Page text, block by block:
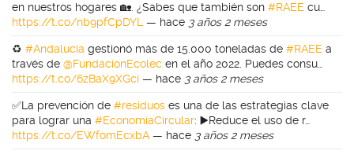
en nuestros hogares 🏡. ¿Sabes que también son #RAEE cu…
https://t.co/nb9pfCpDYL
— hace 3 años 2 meses
♻️ #Andalucía gestionó más de 15.000 toneladas de #RAEE a
través de @FundacionEcolec en el año 2022. Puedes consu…
https://t.co/6zBaX9XGci — hace 3 años 2 meses
✅La prevención de #residuos es una de las estrategias clave
para lograr una #EconomíaCircular: ▶️Reduce el uso de r…
https://t.co/EWfomEcxbA — hace 3 años 2 meses